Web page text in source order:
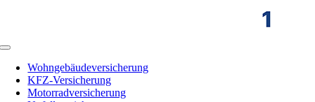
Toggle
NavigationWohngebäudeversicherung
KFZ-Versicherung
Motorradversicherung